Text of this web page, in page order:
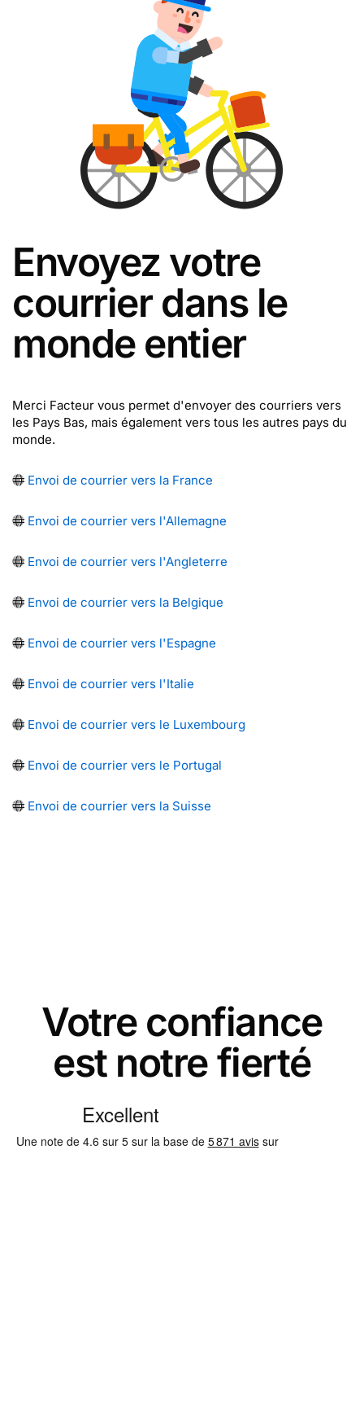
Envoyez votre
courrier dans le
monde entier
Merci Facteur vous permet d'envoyer des courriers vers
les Pays Bas, mais également vers tous les autres pays du
monde.
Envoi de courrier vers la France
Envoi de courrier vers l'Allemagne
Envoi de courrier vers l'Angleterre
Envoi de courrier vers la Belgique
Envoi de courrier vers l'Espagne
Envoi de courrier vers l'Italie
Envoi de courrier vers le Luxembourg
Envoi de courrier vers le Portugal
Envoi de courrier vers la Suisse
Votre confiance
est notre fierté